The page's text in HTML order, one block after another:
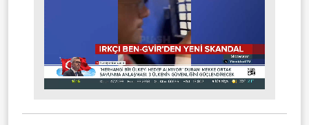
Mute Stream